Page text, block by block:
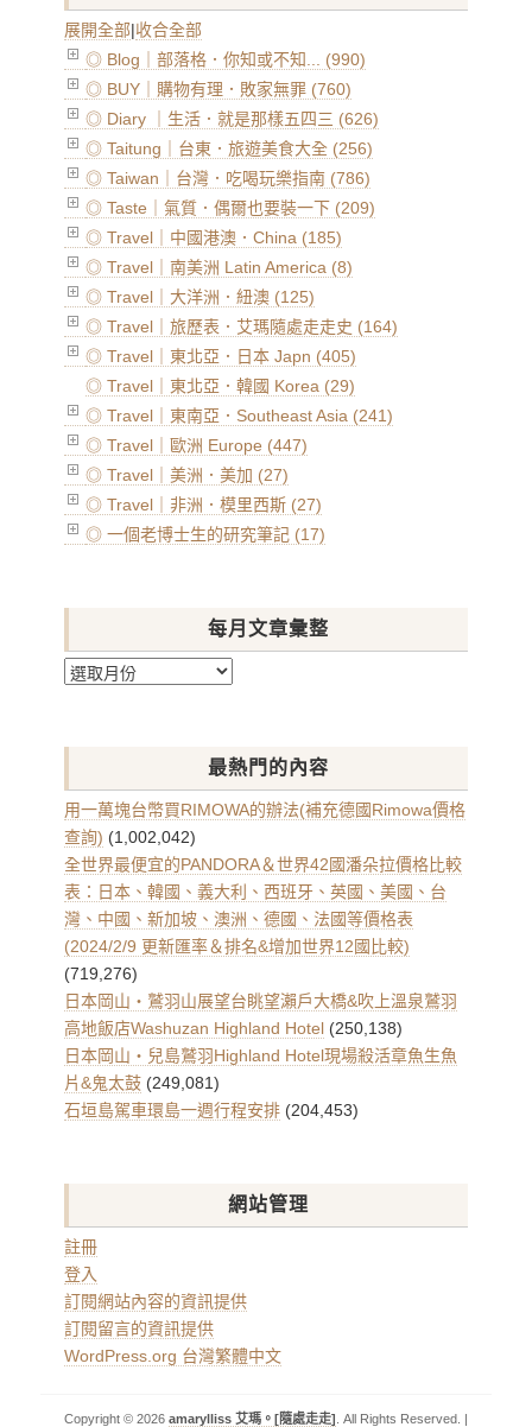
展開全部|收合全部
◎ Blog｜部落格．你知或不知... (990)
◎ BUY｜購物有理．敗家無罪 (760)
◎ Diary ｜生活．就是那樣五四三 (626)
◎ Taitung｜台東．旅遊美食大全 (256)
◎ Taiwan｜台灣．吃喝玩樂指南 (786)
◎ Taste｜氣質．偶爾也要裝一下 (209)
◎ Travel｜中國港澳．China (185)
◎ Travel｜南美洲 Latin America (8)
◎ Travel｜大洋洲．紐澳 (125)
◎ Travel｜旅歷表．艾瑪隨處走走史 (164)
◎ Travel｜東北亞．日本 Japn (405)
◎ Travel｜東北亞．韓國 Korea (29)
◎ Travel｜東南亞．Southeast Asia (241)
◎ Travel｜歐洲 Europe (447)
◎ Travel｜美洲．美加 (27)
◎ Travel｜非洲．模里西斯 (27)
◎ 一個老博士生的研究筆記 (17)
每月文章彙整
每
章
整
最熱門的內容
用一萬塊台幣買RIMOWA的辦法(補充德國Rimowa價格
查詢) (1,002,042)
全世界最便宜的PANDORA＆世界42國潘朵拉價格比較
表：日本、韓國、義大利、西班牙、英國、美國、台
灣、中國、新加坡、澳洲、德國、法國等價格表
(2024/2/9 更新匯率＆排名&增加世界12國比較)
(719,276)
日本岡山・鷲羽山展望台眺望瀨戶大橋&吹上溫泉鷲羽
高地飯店Washuzan Highland Hotel (250,138)
日本岡山・兒島鷲羽Highland Hotel現場殺活章魚生魚
片&鬼太鼓 (249,081)
石垣島駕車環島一週行程安排 (204,453)
網站管理
註冊
登入
訂閱網站內容的資訊提供
訂閱留言的資訊提供
WordPress.org 台灣繁體中文
Copyright © 2026 amarylliss 艾瑪。[隨處走走] . All Rights Reserved. |